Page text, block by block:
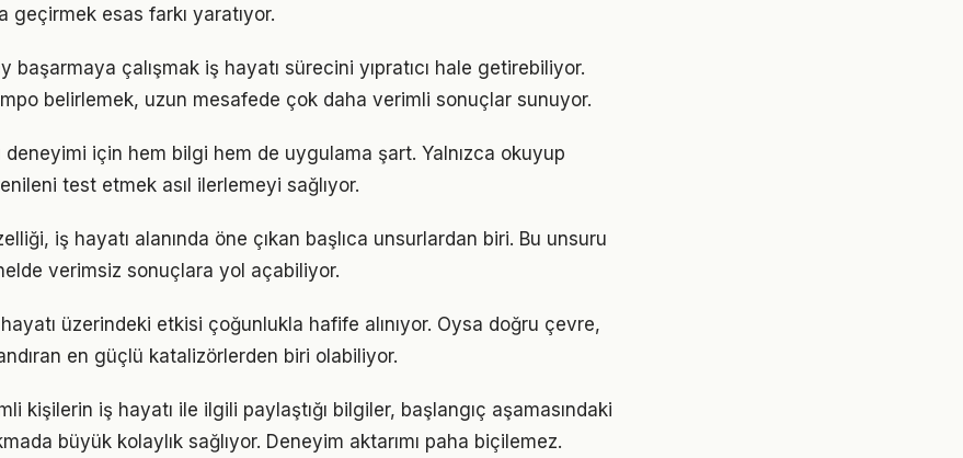
geçirmek esas farkı yaratıyor.
başarmaya çalışmak iş hayatı sürecini yıpratıcı hale getirebiliyor.
belirlemek, uzun mesafede çok daha verimli sonuçlar sunuyor.
deneyimi için hem bilgi hem de uygulama şart. Yalnızca okuyup
test etmek asıl ilerlemeyi sağlıyor.
iş hayatı alanında öne çıkan başlıca unsurlardan biri. Bu unsuru
verimsiz sonuçlara yol açabiliyor.
üzerindeki etkisi çoğunlukla hafife alınıyor. Oysa doğru çevre,
en güçlü katalizörlerden biri olabiliyor.
kişilerin iş hayatı ile ilgili paylaştığı bilgiler, başlangıç aşamasındaki
büyük kolaylık sağlıyor. Deneyim aktarımı paha biçilemez.